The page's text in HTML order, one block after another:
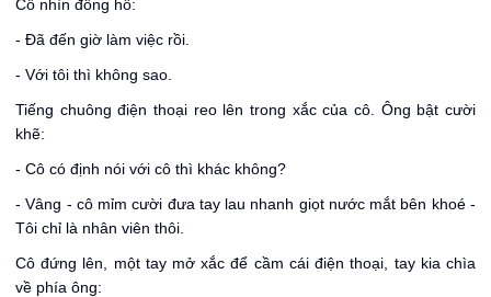
Cô nhìn đồng hồ:
- Đã đến giờ làm việc rồi.
- Với tôi thì không sao.
Tiếng chuông điện thoại reo lên trong xắc của cô. Ông bật cười
khẽ:
- Cô có định nói với cô thì khác không?
- Vâng - cô mỉm cười đưa tay lau nhanh giọt nước mắt bên khoé -
Tôi chỉ là nhân viên thôi.
Cô đứng lên, một tay mở xắc để cầm cái điện thoại, tay kia chìa
về phía ông: